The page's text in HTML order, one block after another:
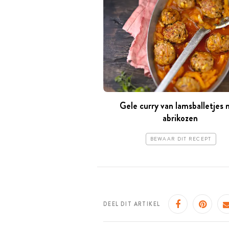
Gele curry van lamsballetjes
abrikozen
BEWAAR DIT RECEPT
DEEL DIT ARTIKEL